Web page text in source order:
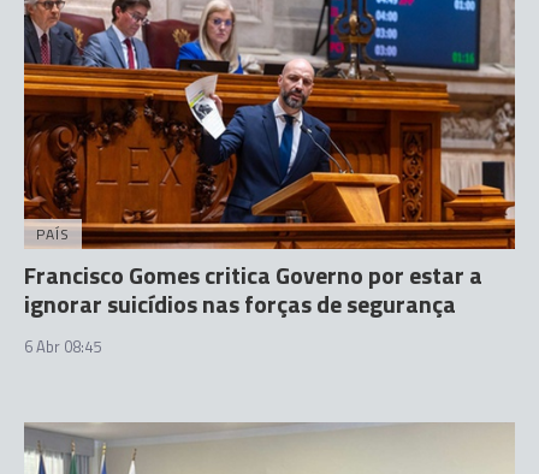
PAÍS
Francisco Gomes critica Governo por estar a
ignorar suicídios nas forças de segurança
6 Abr 08:45